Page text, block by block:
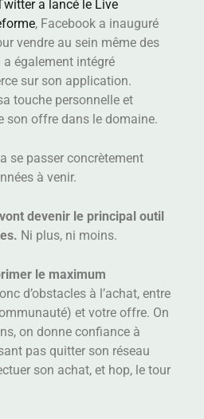
a lancé le Live
, Facebook a inauguré
vendre au sein même des
également intégré
sur son application.
touche personnelle et
son offre dans le domaine.
se passer concrètement
à venir.
devenir le principal outil
Ni plus, ni moins.
le maximum
d’obstacles à l’achat, entre
et votre offre. On
on donne confiance à
pas quitter son réseau
son achat, et hop, le tour